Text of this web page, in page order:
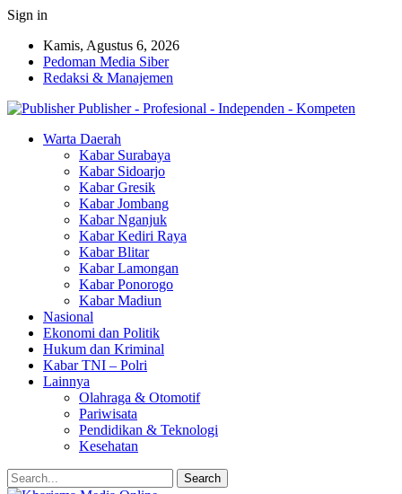
Sign in
Kamis, Agustus 6, 2026
Pedoman Media Siber
Redaksi & Manajemen
Publisher - Profesional - Independen - Kompeten
Warta Daerah
Kabar Surabaya
Kabar Sidoarjo
Kabar Gresik
Kabar Jombang
Kabar Nganjuk
Kabar Kediri Raya
Kabar Blitar
Kabar Lamongan
Kabar Ponorogo
Kabar Madiun
Nasional
Ekonomi dan Politik
Hukum dan Kriminal
Kabar TNI – Polri
Lainnya
Olahraga & Otomotif
Pariwisata
Pendidikan & Teknologi
Kesehatan